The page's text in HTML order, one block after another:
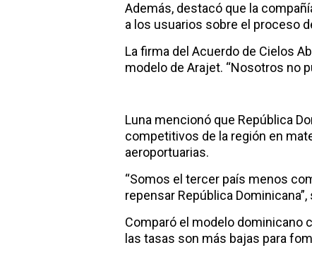
Además, destacó que la
a los usuarios sobre el proceso
La firma del Acuerdo de Cielos
modelo de Arajet. “Nosotros no
Luna mencionó que República
competitivos de la región en
aeroportuarias.
“Somos el tercer país menos
repensar República
Comparó el modelo dominicano
las tasas son más bajas para